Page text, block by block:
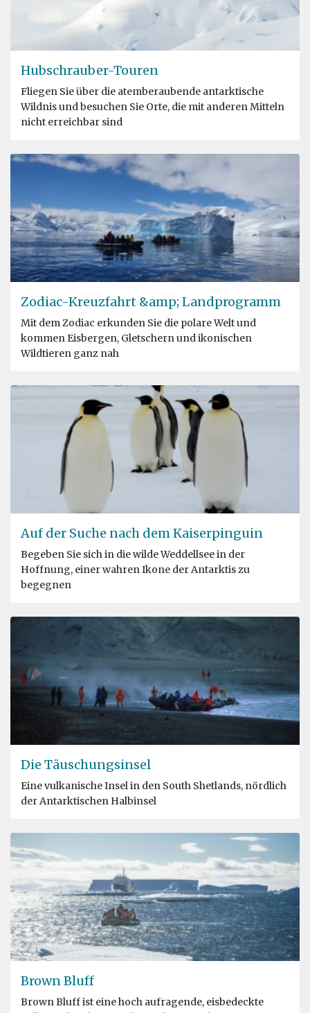
Hubschrauber-Touren
Fliegen Sie über die atemberaubende antarktische
Wildnis und besuchen Sie Orte, die mit anderen Mitteln
nicht erreichbar sind
Zodiac-Kreuzfahrt &amp; Landprogramm
Mit dem Zodiac erkunden Sie die polare Welt und
kommen Eisbergen, Gletschern und ikonischen
Wildtieren ganz nah
Auf der Suche nach dem Kaiserpinguin
Begeben Sie sich in die wilde Weddellsee in der
Hoffnung, einer wahren Ikone der Antarktis zu
begegnen
Die Täuschungsinsel
Eine vulkanische Insel in den South Shetlands, nördlich
der Antarktischen Halbinsel
Brown Bluff
Brown Bluff ist eine hoch aufragende, eisbedeckte